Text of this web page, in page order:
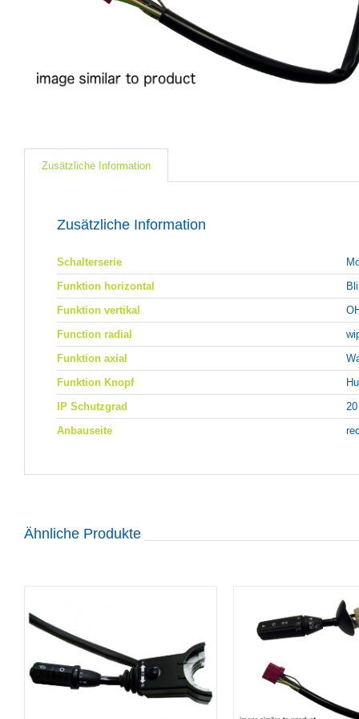
Zusätzliche Information
Zusätzliche Information
Schalterserie
Funktion horizontal
Funktion vertikal
Function radial
Funktion axial
Funktion Knopf
IP Schutzgrad
20
Anbauseite
Ähnliche Produkte